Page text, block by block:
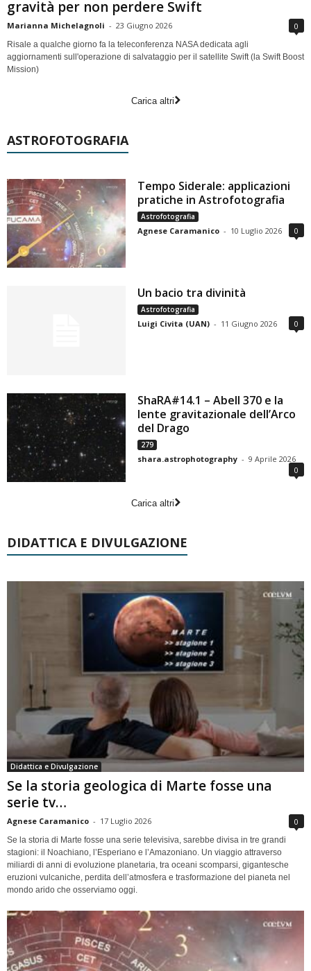
gravità per non perdere Swift
Marianna Michelagnoli - 23 Giugno 2026 0
Risale a qualche giorno fa la teleconferenza NASA dedicata agli
aggiornamenti sull'operazione di salvataggio per il satellite Swift (la Swift Boost
Mission)
Carica altri
ASTROFOTOGRAFIA
Tempo Siderale: applicazioni
pratiche in Astrofotografia
Astrofotografia
Agnese Caramanico - 10 Luglio 2026 0
Un bacio tra divinità
Astrofotografia
Luigi Civita (UAN) - 11 Giugno 2026 0
ShaRA#14.1 – Abell 370 e la
lente gravitazionale dell’Arco
del Drago
279
shara.astrophotography - 9 Aprile 2026
0
Carica altri
DIDATTICA E DIVULGAZIONE
Didattica e Divulgazione
Se la storia geologica di Marte fosse una
serie tv…
Agnese Caramanico - 17 Luglio 2026 0
Se la storia di Marte fosse una serie televisiva, sarebbe divisa in tre grandi
stagioni: il Noachiano, l’Esperiano e l’Amazoniano. Un viaggio attraverso
miliardi di anni di evoluzione planetaria, tra oceani scomparsi, gigantesche
eruzioni vulcaniche, perdita dell’atmosfera e trasformazione del pianeta nel
mondo arido che osserviamo oggi.